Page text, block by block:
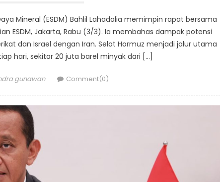
Mineral (ESDM) Bahlil Lahadalia memimpin rapat bersama
ESDM, Jakarta, Rabu (3/3). Ia membahas dampak potensi
dan Israel dengan Iran. Selat Hormuz menjadi jalur utama
hari, sekitar 20 juta barel minyak dari […]
gunawan Comment(0)